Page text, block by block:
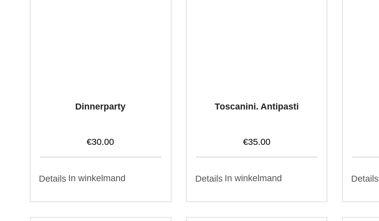
Dinnerparty
€30.00
Details In winkelmand
Toscanini. Antipasti
€35.00
Details In winkelmand Details